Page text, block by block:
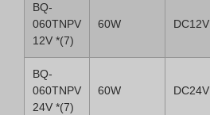
BQ-
060TNPV
12V *(7)
60W DC12V
BQ-
060TNPV
24V *(7)
60W DC24V